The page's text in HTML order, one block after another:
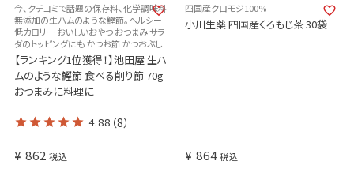
今、クチコミで話題の保存料、化学調味料
無添加の生ハムのような鰹節。ヘルシー
低カロリー おいしいおやつ おつまみ サラ
ダのトッピングにも かつお節 かつおぶし
【ランキング1位獲得！】池田屋 生ハ
ムのような鰹節 食べる削り節 70g
おつまみに料理に
4.88 （8）
¥ 862 税込
四国産クロモジ100%
小川生薬 四国産くろもじ茶 30袋
¥ 864 税込